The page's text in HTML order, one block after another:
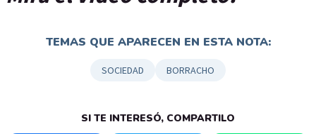
TEMAS QUE APARECEN EN ESTA NOTA:
SOCIEDAD BORRACHO
SI TE INTERESÓ, COMPARTILO